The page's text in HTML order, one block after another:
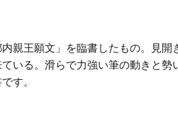
親王願文」を臨書したもの。見
いる。滑らで力強い筆の動きと
す。